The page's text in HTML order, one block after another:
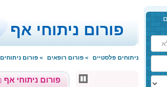
פורום ניתוחי אף
ניתוחים פלסטיים > פורום רופאים > פורום
[4712 דיונים פעילים] פורום ניתוחי אף